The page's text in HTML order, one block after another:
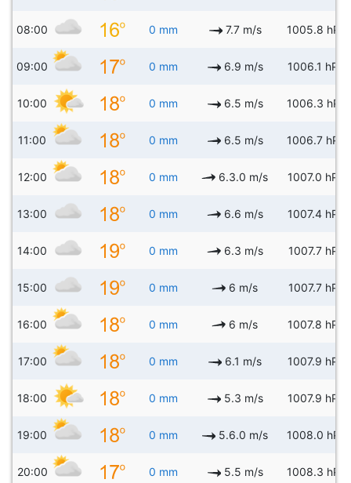
08:00 0 mm 7.7 m/s 1005.8 hPa
09:00 0 mm 6.9 m/s 1006.1 hPa
10:00 0 mm 6.5 m/s 1006.3 hPa
11:00 0 mm 6.5 m/s 1006.7 hPa
12:00 0 mm 6.3.0 m/s 1007.0 hPa
13:00 0 mm 6.6 m/s 1007.4 hPa
14:00 0 mm 6.3 m/s 1007.7 hPa
15:00 0 mm 6 m/s 1007.7 hPa
16:00 0 mm 6 m/s 1007.8 hPa
17:00 0 mm 6.1 m/s 1007.9 hPa
18:00 0 mm 5.3 m/s 1007.9 hPa
19:00 0 mm 5.6.0 m/s 1008.0 hPa
20:00 0 mm 5.5 m/s 1008.3 hPa